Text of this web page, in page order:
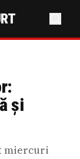
și
miercuri